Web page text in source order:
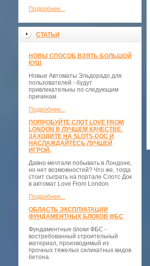
Подробнее...
СТАТЬИ
НОВЫ СПОСОБ ВЗЯТЬ БОЛЬШОЙ
КУШ
Новые Автоматы Эльдорадо для
пользователей - будут
привлекательны по следующим
причинам
Подробнее...
ПОПРОБУЙТЕ СЛОТ LOVE FROM
LONDON В ЛУЧШЕМ КАЧЕСТВЕ.
ЗАХОДИТЕ НА SLOTS-DOC И
НАСЛАЖДАЙТЕСЬ ЛУЧШЕЙ
ИГРОЙ.
Давно мечтали побывать в Лондоне,
но нет возможностей? Что же, тогда
стоит сыграть на портале Слотс Док
в автомат Love From London.
Подробнее...
ОБЛАСТЬ ЭКСПЛУАТАЦИИ
ФУНДАМЕНТНЫХ БЛОКОВ ФБС
Фундаментные блоки ФБС -
востребованный строительный
материал, производимый из
прочных тяжелых силикатных видов
бетона.